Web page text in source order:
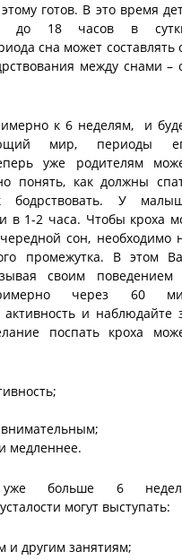
готов. В это время
до 18 часов в
сна может составлять
между снами –
к 6 неделям, и
мир, периоды
уже родителям
понять, как должны
бодрствовать. У
в 1-2 часа. Чтобы кроха
сон, необходимо
промежутка. В этом
своим поведением
через 60
и наблюдайте
поспать кроха
внимательным;
медленнее.
больше 6
могут выступать:
и другим занятиям;